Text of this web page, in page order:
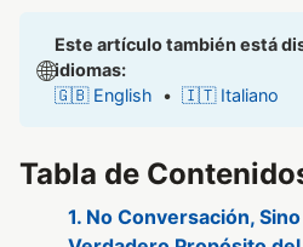
🌐
Este artículo también está
idiomas:
🇬🇧 English • 🇮🇹 Italiano
Tabla de
1. No Conversación,